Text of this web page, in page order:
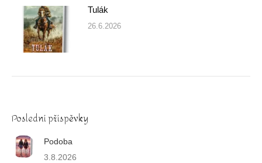
Tulák
26.6.2026
Poslední příspěvky
Podoba
3.8.2026